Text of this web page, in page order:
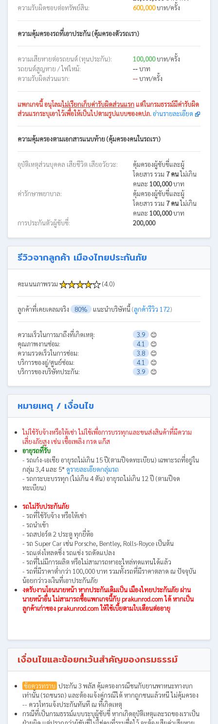
ความรับผิดชอบต่อทรัพย์สิน:
600,000บาท/ครั้ง
ความคุ้มครองรถที่เอาประกัน (คุ้มครองตัวรถเรา)
ความเสียหายต่อรถยนต์ (ทุนประกัน): 100,000บาท/ครั้ง
รถยนต์สูญหาย / ไฟไหม้:
--บาท
ความรับผิดส่วนแรก:
--บาท/ครั้ง
แพกเกจนี้อนุโลมไม่เรียกเก็บค่ารับผิดส่วนแรก แต่ในกรมธรรม์มีค่ารับผิด
ส่วนแรกระบุเอาไว้เพื่อให้เป็นไปตามรูปแบบของคปภ.อ่านรายละเอียด
ความคุ้มครองตามเอกสารแนบท้าย (คุ้มครองคนในรถเรา)
อุบัติเหตุส่วนบุคคล เสียชีวิต เสียอวัยวะ:
คุ้มครองผู้ขับขี่และผู้
โดยสาร รวม 7 คนไม่เกิน
คนละ 100,000บาท
ค่ารักษาพยาบาล:
คุ้มครองผู้ขับขี่และผู้
โดยสาร รวม 7 คนไม่เกิน
คนละ 100,000บาท
การประกันตัวผู้ขับขี่:
200,000
รีวิวจากลูกค้า เมืองไทยประกันภัย
คะแนนภาพรวม (4.0)
ลูกค้าที่เคยเคลมจริง 80% แนะนำบริษัทนี้(ลูกค้ารีวิว 172)
ความเร็วในการมาถึงที่เกิดเหตุ: 3.9 😊
คุณภาพงานซ่อม:
4.1
😊
ความรวดเร็วในการซ่อม:
3.8 😊
บริการของอู่/ศูนย์ซ่อม:
4.1
😊
บริการของบริษัทประกัน:
3.9 😊
หมายเหตุ / เงื่อนไข
ไม่ใช้รับจ้างหรือให้เช่า ไม่ใช้เพื่อการบรรทุกและขนส่งสินค้าที่มีความ
เสี่ยงภัยสูง เช่น เชื้อเพลิง กรด แก๊ส
อายุรถที่รับ
- รถเก๋ง-เอเชีย อายุรถไม่เกิน 15 ปี(ตามปีจดทะเบียน) เฉพาะรถที่อยู่ใน
กลุ่ม 3,4 และ 5* ดูรายละเอียดกลุ่มรถ
- รถกระบะบรรทุก (ไม่เกิน 4 ตัน) อายุรถไม่เกิน 12 ปี (ตามปีจด
ทะเบียน)
รถไม่รับประกันภัย
- รถที่ใช้รับจ้าง หรือให้เช่า
- รถนำเข้า
- รถสปอร์ต 2 ประตู ทุกยี่ห้อ
- รถ Super Car เช่น Porsche, Bentley, Rolls-Royce เป็นต้น
- รถแต่งโหลดซิ่ง รถแข่ง รถดัดแปลง
- รถที่ไม่มีการผลิต หรือไม่สามารถหาอะไหล่ทดแทนได้แล้ว
- รถที่มีราคาต่ำกว่า 100,000 บาท รวมทั้งรถที่มีราคาตลาด ณ ปัจจุบัน
น้อยกว่าวงเงินที่เอาประกันภัย
งดรับงานโอนนายหน้า หากประกันเดิมเป็น เมืองไทยประกันภัย ผ่าน
นายหน้าอื่น ไม่สามารถซื้อแพกเกจนี้กับ prakunrod.com ได้ หากเป็น
ลูกค้าเก่าของ prakunrod.com ให้ใช้เบี้ยตามใบเตือนต่ออายุ
เงื่อนไขและข้อยกเว้นสำคัญของกรมธรรม์
ข้อควรทราบ ประกัน 3 พลัส คุ้มครองกรณีชนกับยานพาหนะทางบก
เท่านั้น (รถชนรถ) และต้องแจ้งคู่กรณีได้ หากถูกชนแล้วหนี ไม่คุ้มครอง
-- ควรโทรแจ้งประกันทันที ณ ที่เกิดเหตุ
กรณีที่เป็นกรมธรรม์แบบระบุผู้ขับขี่ หากเกิดอุบัติเหตุและรถของเราเป็น